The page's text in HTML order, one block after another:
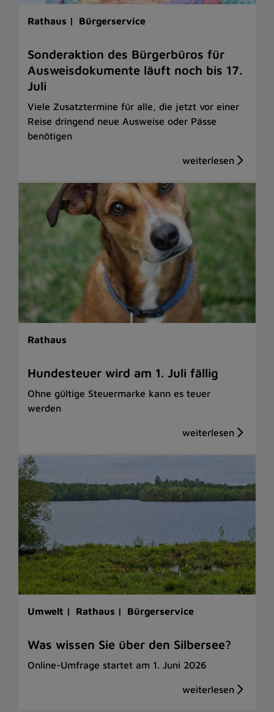
Rathaus | Bürgerservice
Sonderaktion des Bürgerbüros für
Ausweisdokumente läuft noch bis 17.
Juli
Viele Zusatztermine für alle, die jetzt vor einer
Reise dringend neue Ausweise oder Pässe
benötigen
Rathaus
Hundesteuer wird am 1. Juli fällig
Ohne gültige Steuermarke kann es teuer
werden
Umwelt | Rathaus | Bürgerservice
Was wissen Sie über den Silbersee?
Online-Umfrage startet am 1. Juni 2026